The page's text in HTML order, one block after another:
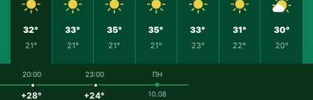
32°
21°
33°
21°
35°
21°
35°
21°
33°
23°
31°
22°
30°
20°
20:00
+28°
23:00
+24°
ПН
10.08